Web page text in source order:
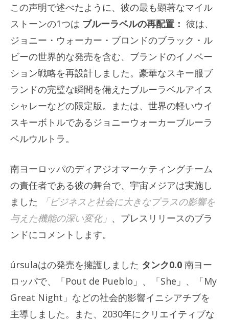
この声明で述べたように、彼の最も顕著なマイル
ストーンの1つは ブルーラベルの再配置： 彼は、
ジョニー・ウォーカー・ブロンドのブラック・ル
ビーの世界的な発売を含む、ブランドのイノベー
ション戦略を再設計しました。豪華なスキー服ブ
ランドの完璧な瞬間を備えたブルーラベルアイス
シャレーなどの限定版。または、世界の軽いウイ
スキーボトルであるジョニーウォーカーブルーラ
ベルウルトラ。
南ヨーロッパのディアジオマーケティングチーム
の責任者である彼の舞台で、宇宙メジアは実施し
ました 「ビジネスと社会に大きなプラスの影響を
与えた機能の深い変化」 、プレスリリースのブラ
ンドにコメントします。
úrsulaはの発売を擁護しました タンク0.0 南ヨー
ロッパで、「Pout de Pueblo」、「She」、「My
Great Night」などの社会的影響イニシアチブを
主導しました。また、2030年にクリエイティブな